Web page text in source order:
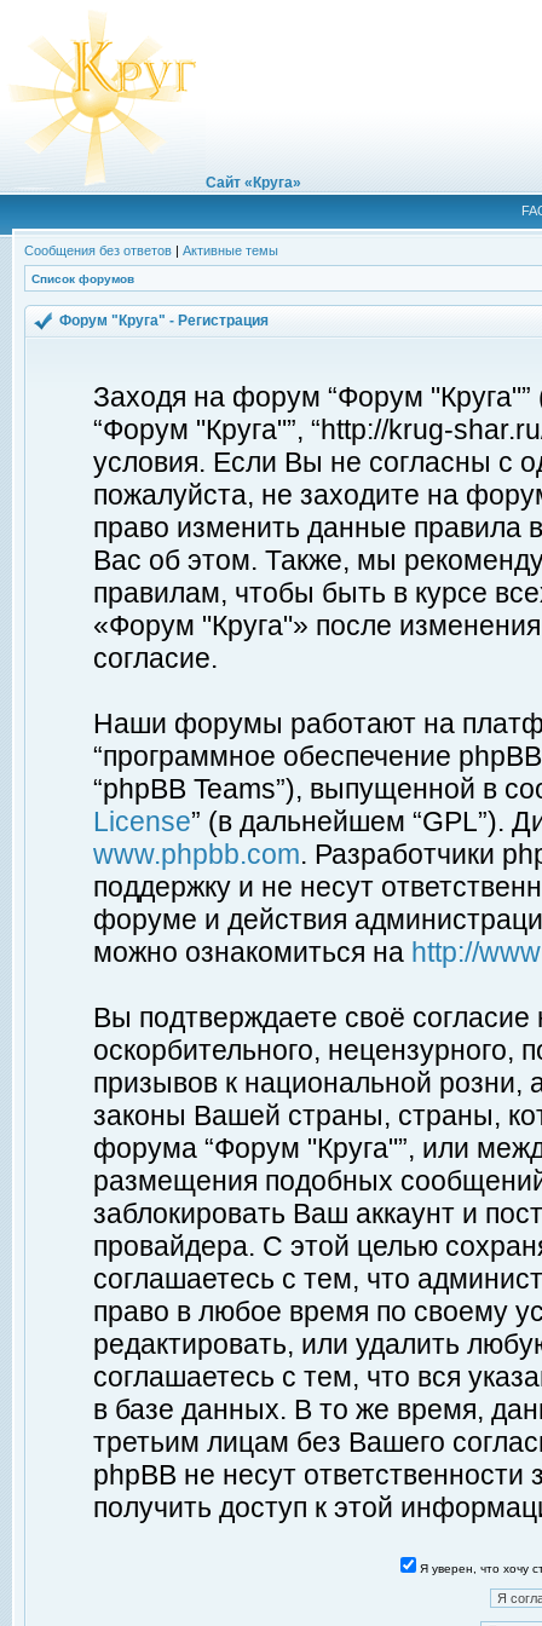
Сайт «Круга»
Сообщения без ответов | Активные темы
Список форумов
Форум "Круга" - Регистрация
Заходя на форум “Форум
“Форум "Круга"”, “http://krug-
условия. Если Вы не согласны с
пожалуйста, не заходите на
право изменить данные правила
Вас об этом. Также, мы
правилам, чтобы быть в курсе
«Форум "Круга"» после
согласие.
Наши форумы работают на
“программное обеспечение
“phpBB Teams”), выпущенной в
License” (в дальнейшем “GPL”).
www.phpbb.com. Разработчики
поддержку и не несут
форуме и действия
можно ознакомиться на http://
Вы подтверждаете своё
оскорбительного, нецензурного,
призывов к национальной
законы Вашей страны, страны,
форума “Форум "Круга"”, или
размещения подобных
заблокировать Ваш аккаунт и
провайдера. С этой целью
соглашаетесь с тем, что
право в любое время по своему
редактировать, или удалить
соглашаетесь с тем, что вся
в базе данных. В то же время,
третьим лицам без Вашего
phpBB не несут ответственности
получить доступ к этой
Я уверен, что хочу